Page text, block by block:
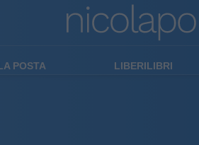
POSTA LIBERILIBRI